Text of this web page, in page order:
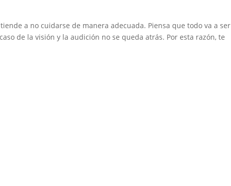
a no cuidarse de manera adecuada. Piensa que todo va a ser
de la visión y la audición no se queda atrás. Por esta razón, te